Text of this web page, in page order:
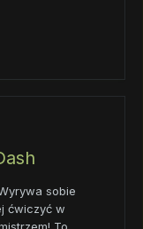
sobie
ćwiczyć w